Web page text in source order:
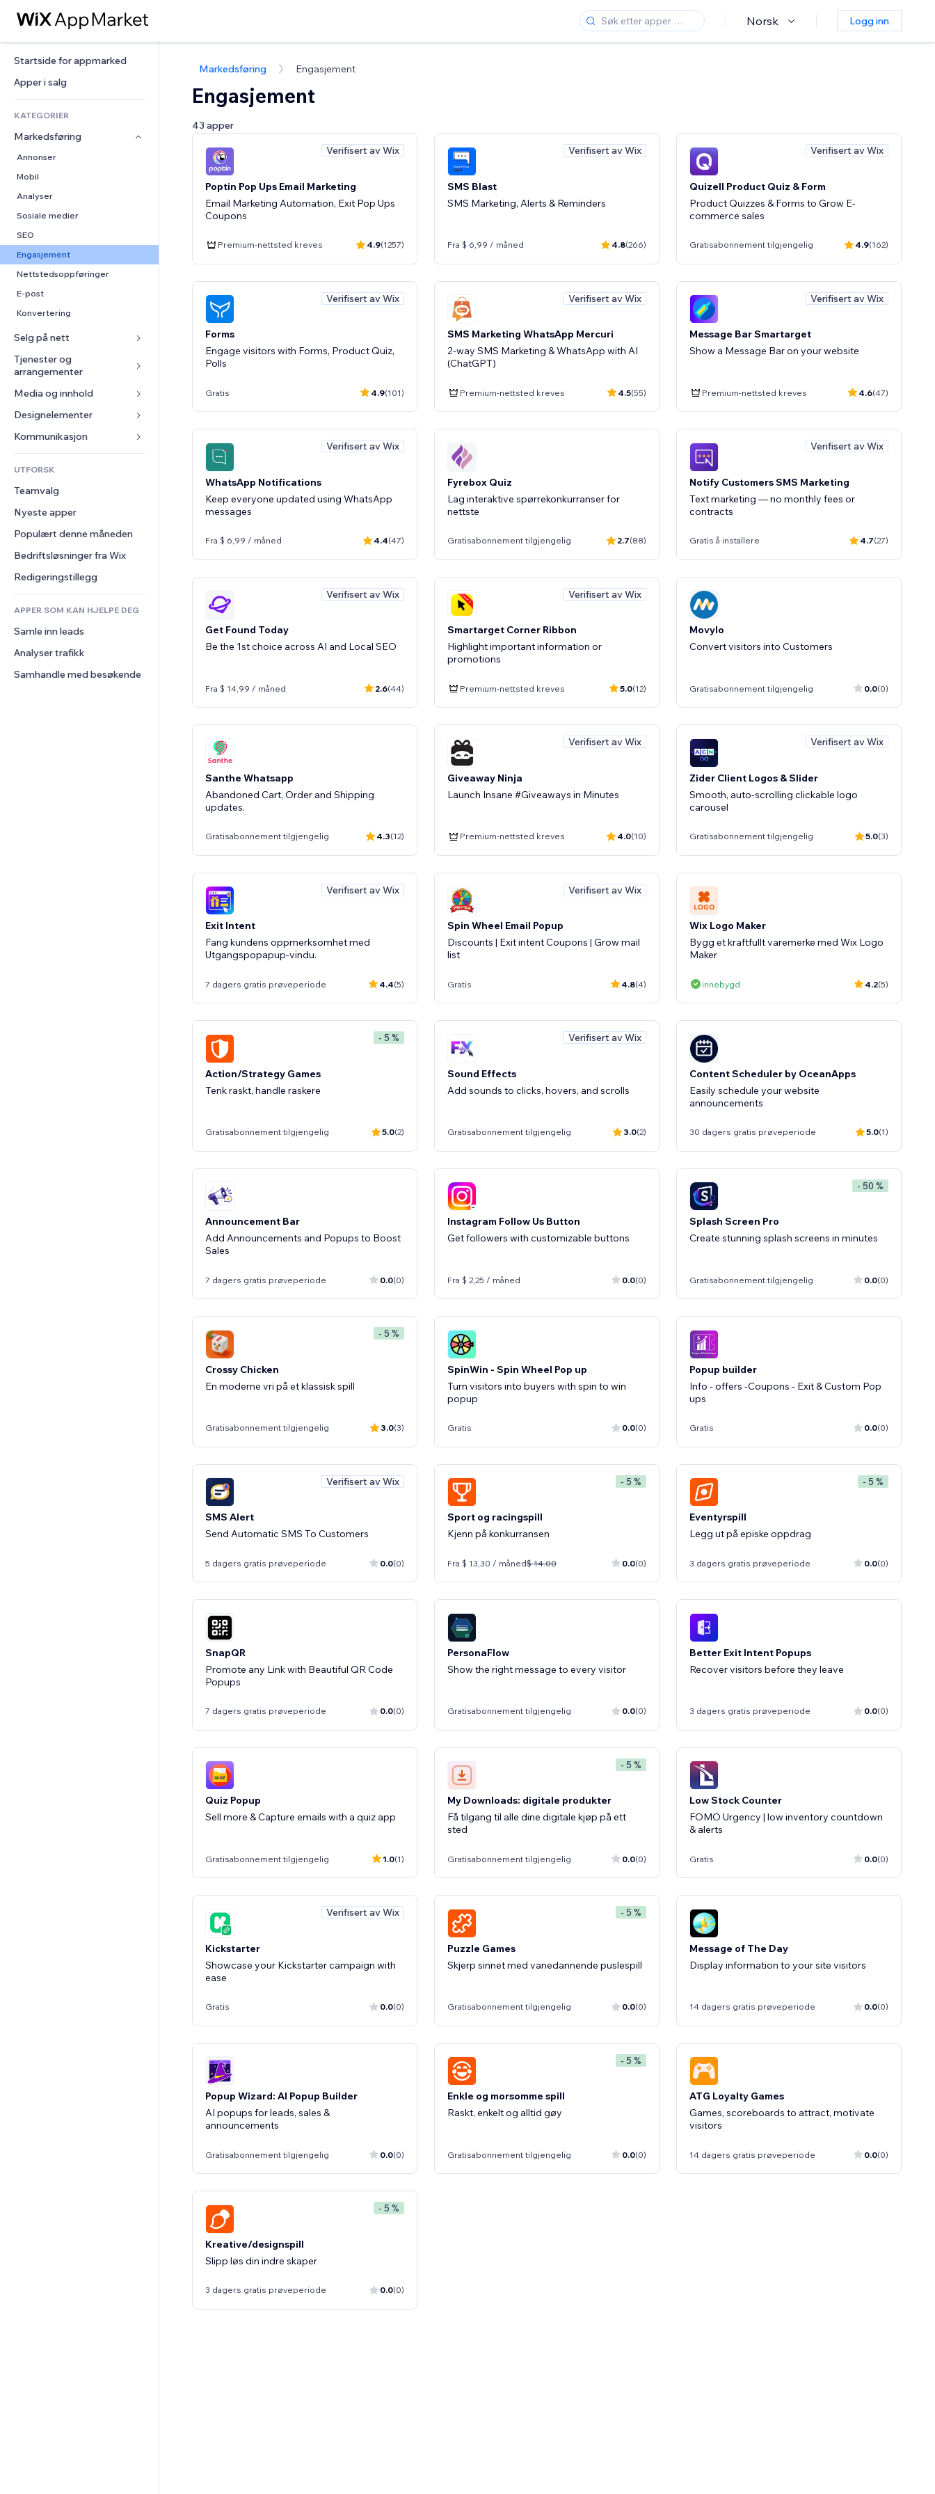
Norsk Logg inn
Startside for appmarked
Apper i salg
KATEGORIER
Markedsføring
Annonser
Mobil
Analyser
Sosiale medier
SEO
Engasjement
Nettstedsoppføringer
E-post
Konvertering
Selg på nett
Apper for butikker
Frakt og levering
Selg-knapper
Nettkurs
On-demand-utskrift
Regnskap
Kuponger og fordelsprogram
Lagerløsninger
Dropshipping
Priser og abonnement
Folkefinansiering
Mat og drikke
Tjenester og
arrangementer
Hoteller
Arrangementer
Restauranter
Eiendom
Bookinger
Media og innhold
Galleri
Musikk
Podkaster
Fotografi
Video
PDF
Fildeling
Nyheter
Designelementer
Kart og navigasjon
Personvern og sikkerhet
Klokke
Sidemaler
Bildeeffekter
Knapper og menyer
Bannere og merker
Kalkulatorer
Søk
Vær
Diagrammer og tabeller
Skjemaer
Avstemninger
Chat
Kommentarer
Telefon
Samfunn
Anmeldelser og
UTFORSK
Teamvalg
Nyeste apper
Populært denne måneden
Bedriftsløsninger fra Wix
Redigeringstillegg
APPER SOM KAN HJELPE DEG
Samle inn leads
Analyser trafikk
Samhandle med besøkende
Markedsføring Engasjement
Engasjement
43 apper
Verifisert av Wix
Poptin Pop Ups Email Marketing
Email Marketing Automation, Exit Pop Ups
Coupons
Premium-nettsted kreves 4.9(1257)
Verifisert av Wix
SMS Blast
SMS Marketing, Alerts & Reminders
Fra $ 6,99 / måned 4.8(266)
Verifisert av Wix
Quizell Product Quiz & Form
Product Quizzes & Forms to Grow E-
commerce sales
Gratisabonnement tilgjengelig 4.9(162)
Verifisert av Wix
Forms
Engage visitors with Forms, Product Quiz,
Polls
Gratis 4.9(101)
Verifisert av Wix
SMS Marketing WhatsApp Mercuri
2-way SMS Marketing & WhatsApp with AI
(ChatGPT)
Premium-nettsted kreves 4.5(55)
Verifisert av Wix
Message Bar Smartarget
Show a Message Bar on your website
Premium-nettsted kreves 4.6(47)
Verifisert av Wix
WhatsApp Notifications
Keep everyone updated using WhatsApp
messages
Fra $ 6,99 / måned 4.4(47)
Fyrebox Quiz
Lag interaktive spørrekonkurranser for
nettste
Gratisabonnement tilgjengelig 2.7(88)
Verifisert av Wix
Notify Customers SMS Marketing
Text marketing — no monthly fees or
contracts
Gratis å installere 4.7(27)
Verifisert av Wix
Get Found Today
Be the 1st choice across AI and Local SEO
Fra $ 14,99 / måned 2.6(44)
Verifisert av Wix
Smartarget Corner Ribbon
Highlight important information or
promotions
Premium-nettsted kreves 5.0(12)
Movylo
Convert visitors into Customers
Gratisabonnement tilgjengelig 0.0(0)
Santhe Whatsapp
Abandoned Cart, Order and Shipping
updates.
Gratisabonnement tilgjengelig 4.3(12)
Verifisert av Wix
Giveaway Ninja
Launch Insane #Giveaways in Minutes
Premium-nettsted kreves 4.0(10)
Verifisert av Wix
Zider Client Logos & Slider
Smooth, auto-scrolling clickable logo
carousel
Gratisabonnement tilgjengelig 5.0(3)
Verifisert av Wix
Exit Intent
Fang kundens oppmerksomhet med
Utgangspopapup-vindu.
7 dagers gratis prøveperiode 4.4(5)
Verifisert av Wix
Spin Wheel Email Popup
Discounts | Exit intent Coupons | Grow mail
list
Gratis 4.8(4)
Wix Logo Maker
Bygg et kraftfullt varemerke med Wix Logo
Maker
innebygd 4.2(5)
- 5 %
Action/Strategy Games
Tenk raskt, handle raskere
Gratisabonnement tilgjengelig 5.0(2)
Verifisert av Wix
Sound Effects
Add sounds to clicks, hovers, and scrolls
Gratisabonnement tilgjengelig 3.0(2)
Content Scheduler by OceanApps
Easily schedule your website
announcements
30 dagers gratis prøveperiode 5.0(1)
Announcement Bar
Add Announcements and Popups to Boost
Sales
7 dagers gratis prøveperiode 0.0(0)
Instagram Follow Us Button
Get followers with customizable buttons
Fra $ 2,25 / måned 0.0(0)
- 50 %
Splash Screen Pro
Create stunning splash screens in minutes
Gratisabonnement tilgjengelig 0.0(0)
- 5 %
Crossy Chicken
En moderne vri på et klassisk spill
Gratisabonnement tilgjengelig 3.0(3)
SpinWin - Spin Wheel Pop up
Turn visitors into buyers with spin to win
popup
Gratis 0.0(0)
Popup builder
Info - offers -Coupons - Exit & Custom Pop
ups
Gratis 0.0(0)
Verifisert av Wix
SMS Alert
Send Automatic SMS To Customers
5 dagers gratis prøveperiode 0.0(0)
- 5 %
Sport og racingspill
Kjenn på konkurransen
Fra $ 13,30 / måned$ 14.00 0.0(0)
- 5 %
Eventyrspill
Legg ut på episke oppdrag
3 dagers gratis prøveperiode 0.0(0)
SnapQR
Promote any Link with Beautiful QR Code
Popups
7 dagers gratis prøveperiode 0.0(0)
PersonaFlow
Show the right message to every visitor
Gratisabonnement tilgjengelig 0.0(0)
Better Exit Intent Popups
Recover visitors before they leave
3 dagers gratis prøveperiode 0.0(0)
Quiz Popup
Sell more & Capture emails with a quiz app
Gratisabonnement tilgjengelig 1.0(1)
- 5 %
My Downloads: digitale produkter
Få tilgang til alle dine digitale kjøp på ett
sted
Gratisabonnement tilgjengelig 0.0(0)
Low Stock Counter
FOMO Urgency | low inventory countdown
& alerts
Gratis 0.0(0)
Verifisert av Wix
Kickstarter
Showcase your Kickstarter campaign with
ease
Gratis 0.0(0)
- 5 %
Puzzle Games
Skjerp sinnet med vanedannende puslespill
Gratisabonnement tilgjengelig 0.0(0)
Message of The Day
Display information to your site visitors
14 dagers gratis prøveperiode 0.0(0)
Popup Wizard: AI Popup Builder
AI popups for leads, sales &
announcements
Gratisabonnement tilgjengelig 0.0(0)
- 5 %
Enkle og morsomme spill
Raskt, enkelt og alltid gøy
Gratisabonnement tilgjengelig 0.0(0)
ATG Loyalty Games
Games, scoreboards to attract, motivate
visitors
14 dagers gratis prøveperiode 0.0(0)
- 5 %
Kreative/designspill
Slipp løs din indre skaper
3 dagers gratis prøveperiode 0.0(0)